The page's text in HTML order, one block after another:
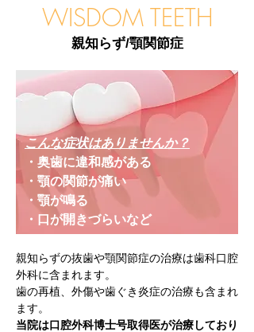
WISDOM TEETH
親知らず/顎関節症
こんな症状はありませんか？
・奥歯に違和感がある
・顎の関節が痛い
・顎が鳴る
・口が開きづらいなど
親知らずの抜歯や顎関節症の治療は歯科口腔
外科に含まれます。
歯の再植、外傷や歯ぐき炎症の治療も含まれ
ます。
当院は口腔外科博士号取得医が治療しており